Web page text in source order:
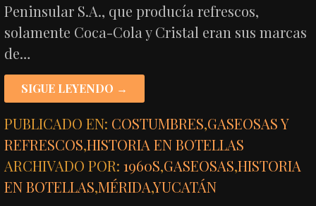
Peninsular S.A., que producía refrescos,
solamente Coca-Cola y Cristal eran sus marcas
de…
SIGUE LEYENDO →
PUBLICADO EN: COSTUMBRES,GASEOSAS Y
REFRESCOS,HISTORIA EN BOTELLAS
ARCHIVADO POR:1960S,GASEOSAS,HISTORIA
EN BOTELLAS,MÉRIDA,YUCATÁN